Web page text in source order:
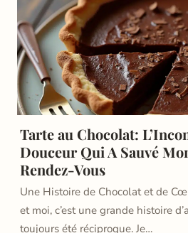
Tarte au Chocolat:
Douceur Qui A Sauvé
Rendez-Vous
Une Histoire de Chocolat et de
et moi, c’est une grande histoire
toujours été réciproque. Je…